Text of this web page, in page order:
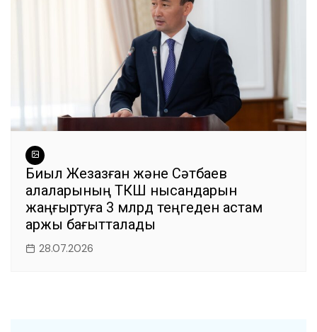
Биыл Жезқазған және Сәтбаев
қалаларының ТКШ нысандарын
жаңғыртуға 3 млрд теңгеден астам
қаржы бағытталады
28.07.2026